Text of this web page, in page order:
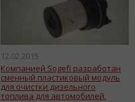
12.02.2015
Компанией Sogefi разработан
сменный пластиковый модуль
для очистки дизельного
топлива для автомобилей.